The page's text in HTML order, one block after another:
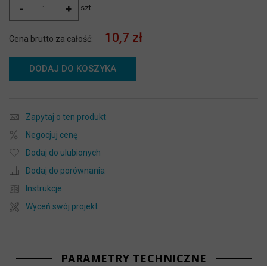
- + szt.
Cena brutto za całość: 10,7 zł
DODAJ DO KOSZYKA
Zapytaj o ten produkt
Negocjuj cenę
Dodaj do ulubionych
Dodaj do porównania
Instrukcje
Wyceń swój projekt
PARAMETRY TECHNICZNE